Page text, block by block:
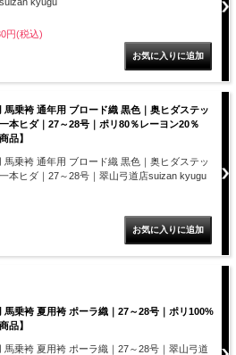
円(税込)
馬乗袴 通年用 ブロード織 黒色｜奥ヒダステッ
本ヒダ｜27～28号｜ポリ80％レーヨン20％
品】
馬乗袴 通年用 ブロード織 黒色｜奥ヒダステッ
本ヒダ｜27～28号｜翠山弓道店suizan kyugu
馬乗袴 夏用袴 ポーラ織｜27～28号｜ポリ100%
品】
馬乗袴 夏用袴 ポーラ織｜27～28号｜翠山弓道